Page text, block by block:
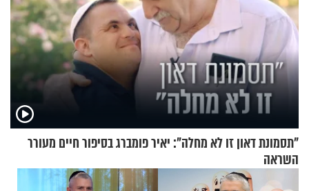
"תסמונת דאון זו לא מחלה": יאיר פומברג בסיפור חיים מעורר
השראה